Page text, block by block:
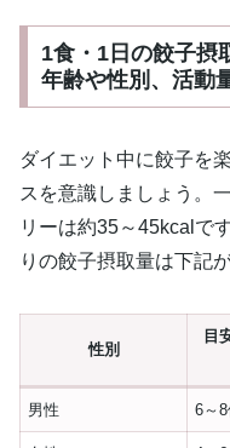
1食・1日の餃子摂
年齢や性別、活動
ダイエット中に餃子を
スを意識しましょう。
リーは約35～45kcalで
りの餃子摂取量は下記
性別
目
男性 6～8